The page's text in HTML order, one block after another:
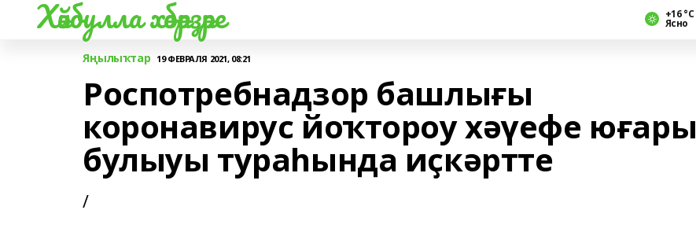
Хәйбулла хәбәрҙәре +16 °С
Ясно
Яңылыҡтар 19 ФЕВРАЛЯ 2021, 08:21
Роспотребнадзор башлығы
коронавирус йоҡтороу хәүефе юғары
булыуы тураһында иҫкәртте
/